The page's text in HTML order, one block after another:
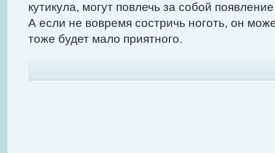
кутикула, могут повлечь за собой
А если не вовремя состричь ноготь, он
тоже будет мало приятного.